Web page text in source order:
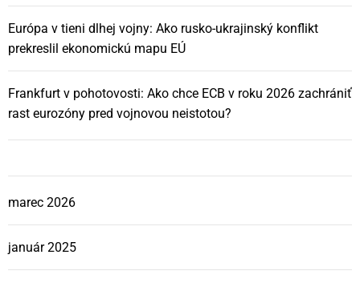
Európa v tieni dlhej vojny: Ako rusko-ukrajinský konflikt
prekreslil ekonomickú mapu EÚ
Frankfurt v pohotovosti: Ako chce ECB v roku 2026 zachrániť
rast eurozóny pred vojnovou neistotou?
marec 2026
január 2025